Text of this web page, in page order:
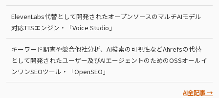
ElevenLabs代替として開発されたオープンソースのマルチAIモデル
対応TTSエンジン・「Voice Studio」
キーワード調査や競合他社分析、AI検索の可視性などAhrefsの代替
として開発されたユーザー及びAIエージェントのためのOSSオールイ
ンワンSEOツール・「OpenSEO」
AI全記事 →